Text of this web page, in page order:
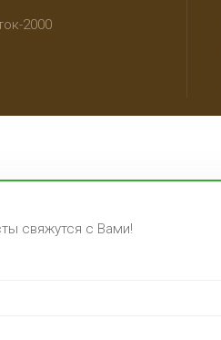
2000
свяжутся с Вами!